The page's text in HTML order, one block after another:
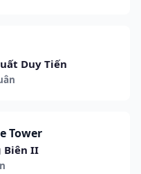
Duy Tiến
Tower
Biên II